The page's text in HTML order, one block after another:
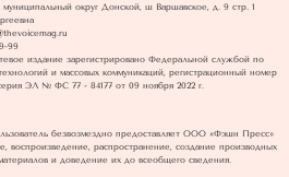
муниципальный округ Донской, ш Варшавское, д. 9 стр. 1
99
издание зарегистрировано Федеральной службой по
и массовых коммуникаций, регистрационный номер
ЭЛ № ФС 77 - 84177 от 09 ноября 2022 г.
безвозмездно предоставляет ООО «Фэшн Пресс»
воспроизведение, распространение, создание производных
и доведение их до всеобщего сведения.